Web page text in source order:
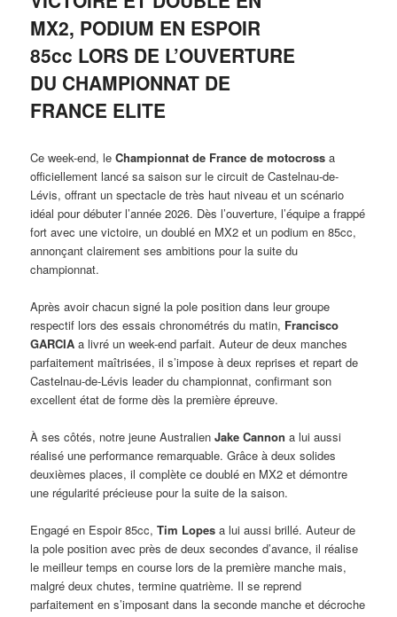
MX2, PODIUM EN ESPOIR
85cc LORS DE L’OUVERTURE
DU CHAMPIONNAT DE
FRANCE ELITE
Ce week-end, leChampionnat de France de motocross a
officiellement lancé sa saison sur le circuit de Castelnau-de-
Lévis, offrant un spectacle de très haut niveau et un scénario
idéal pour débuter l’année 2026. Dès l’ouverture, l’équipe a frappé
fort avec une victoire, un doublé en MX2 et un podium en 85cc,
annonçant clairement ses ambitions pour la suite du
championnat.
Après avoir chacun signé la pole position dans leur groupe
respectif lors des essais chronométrés du matin, Francisco
GARCIA a livré un week-end parfait. Auteur de deux manches
parfaitement maîtrisées, il s’impose à deux reprises et repart de
Castelnau-de-Lévis leader du championnat, confirmant son
excellent état de forme dès la première épreuve.
À ses côtés, notre jeune AustralienJake Cannon a lui aussi
réalisé une performance remarquable. Grâce à deux solides
deuxièmes places, il complète ce doublé en MX2 et démontre
une régularité précieuse pour la suite de la saison.
Engagé en Espoir 85cc,Tim Lopesa lui aussi brillé. Auteur de
la pole position avec près de deux secondes d’avance, il réalise
le meilleur temps en course lors de la première manche mais,
malgré deux chutes, termine quatrième. Il se reprend
parfaitement en s’imposant dans la seconde manche et décroche